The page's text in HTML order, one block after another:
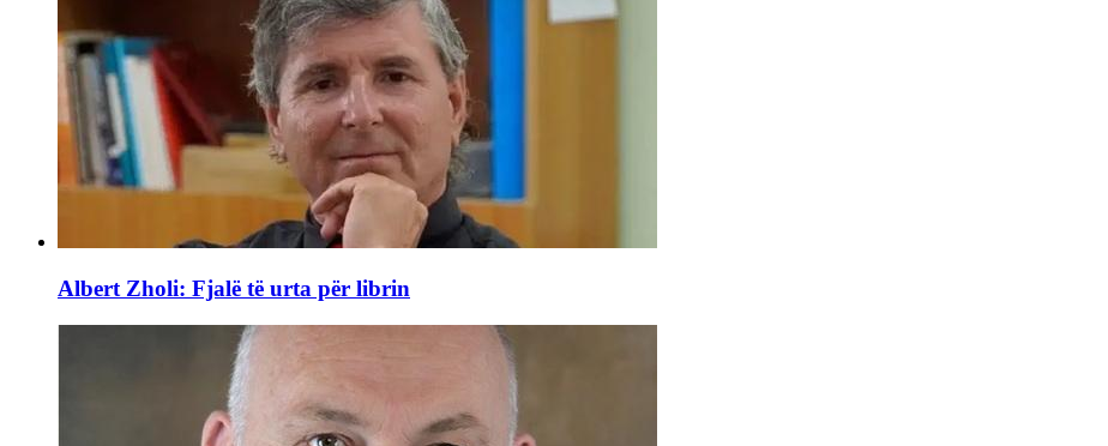
Albert Zholi: Fjalë të urta për librin